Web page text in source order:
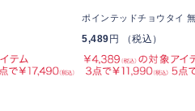
ポインテッドチョウタイ
5,489円 （税込）